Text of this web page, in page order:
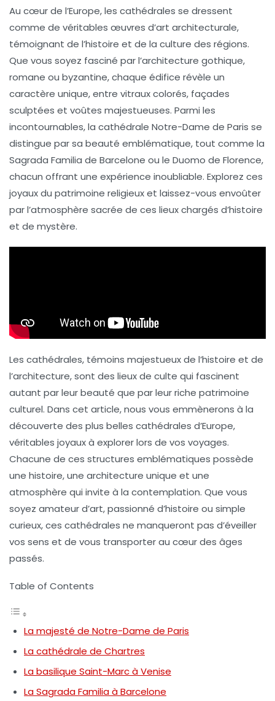
Au cœur de l’Europe, les cathédrales se dressent
comme de véritables œuvres d’art architecturale,
témoignant de l’histoire et de la culture des régions.
Que vous soyez fasciné par l’architecture gothique,
romane ou byzantine, chaque édifice révèle un
caractère unique, entre vitrauxcolorés, façades
sculptées et voûtes majestueuses. Parmi les
incontournables, la cathédrale Notre-Dame de Paris se
distingue par sa beauté emblématique, tout comme la
Sagrada Familia de Barcelone ou le Duomo de Florence,
chacun offrant une expérience inoubliable. Explorez ces
joyauxdu patrimoine religieux et laissez-vous envoûter
par l’atmosphère sacrée de ces lieux chargés d’histoire
et de mystère.
Les cathédrales, témoins majestueux de l’histoire et de
l’architecture, sont des lieux de culte qui fascinent
autant par leur beauté que par leur riche patrimoine
culturel. Dans cet article, nous vous emmènerons à la
découverte des plus belles cathédrales d’Europe,
véritables joyaux à explorer lors de vos voyages.
Chacune de ces structures emblématiques possède
une histoire, une architecture unique et une
atmosphère qui invite à la contemplation. Que vous
soyez amateur d’art, passionné d’histoire ou simple
curieux, ces cathédrales ne manqueront pas d’éveiller
vos sens et de vous transporter au cœur des âges
passés.
Table of Contents
La majesté de Notre-Dame de Paris
La cathédrale de Chartres
La basilique Saint-Marc à Venise
La Sagrada Familia à Barcelone